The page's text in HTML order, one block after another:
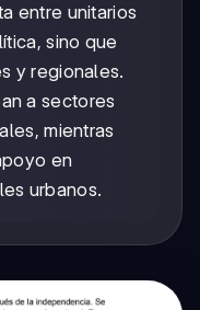
entre unitarios
sino que
y regionales.
a sectores
mientras
en
urbanos.